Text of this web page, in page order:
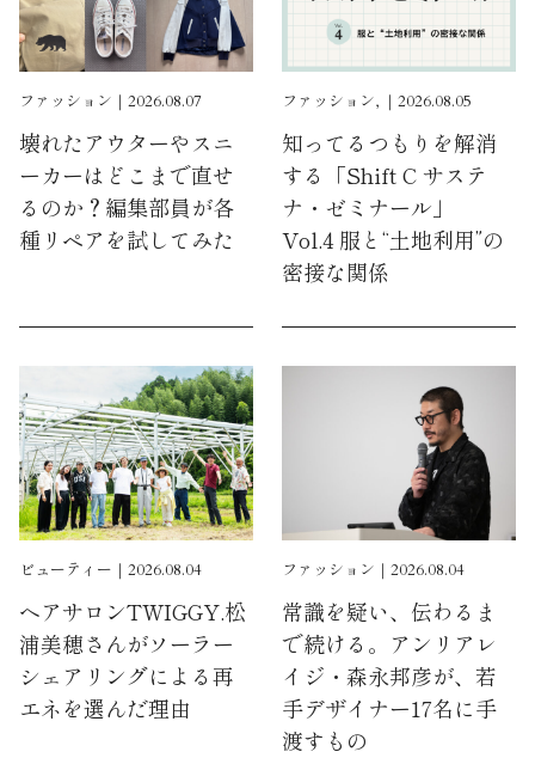
ファッション｜2026.08.07
壊れたアウターやスニ
ーカーはどこまで直せ
るのか？編集部員が各
種リペアを試してみた
ファッション, ｜2026.08.05
知ってるつもりを解消
する「Shift C サステ
ナ・ゼミナール」
Vol.4 服と“土地利用”の
密接な関係
ビューティー｜2026.08.04
ヘアサロンTWIGGY.松
浦美穂さんがソーラー
シェアリングによる再
エネを選んだ理由
ファッション｜2026.08.04
常識を疑い、伝わるま
で続ける。アンリアレ
イジ・森永邦彦が、若
手デザイナー17名に手
渡すもの